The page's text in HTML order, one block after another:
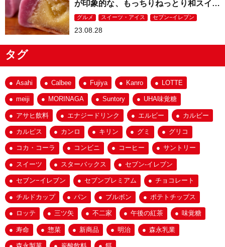
が印象的な、もっちりねっとり和スイー
ツ！
グルメ スイーツ・アイス セブン−イレブン
23.08.28
タグ
Asahi Calbee Fujiya Kanro LOTTE
meiji MORINAGA Suntory UHA味覚糖
アサヒ飲料 エナジードリンク エルビー カルビー
カルピス カンロ キリン グミ グリコ
コカ・コーラ コンビニ コーヒー サントリー
スイーツ スターバックス セブン-イレブン
セブン−イレブン セブンプレミアム チョコレート
チルドカップ パン ブルボン ポテトチップス
ロッテ 三ツ矢 不二家 午後の紅茶 味覚糖
寿命 惣菜 新商品 明治 森永乳業